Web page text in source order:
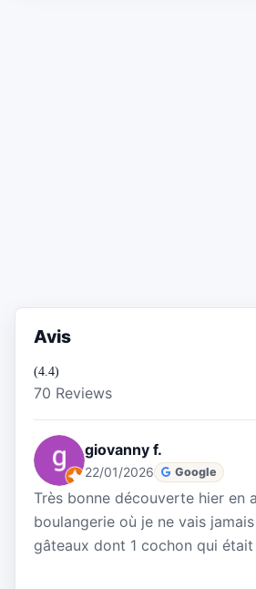
Avis
(4.4)
70 Reviews
giovanny f.
22/01/2026 Google
Très bonne découverte hier en
boulangerie où je ne vais
gâteaux dont 1 cochon qui